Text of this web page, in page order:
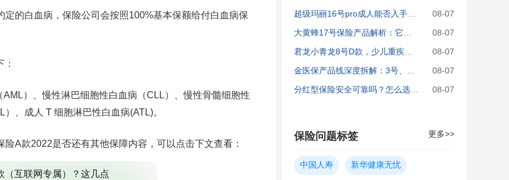
的白血病，保险公司会按照100%基本保额给付白血病保
）、慢性淋巴细胞性白血病（CLL）、慢性骨髓细胞性
、成人 T 细胞淋巴性白血病(ATL)。
A款2022是否还有其他保障内容，可以点击下文查看：
（互联网专属）？这几点
08-07
08-07
08-07
08-07
08-07
保险问题标签 更多>>
中国人寿 新华健康无忧